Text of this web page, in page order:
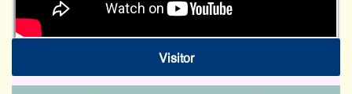
Visitor